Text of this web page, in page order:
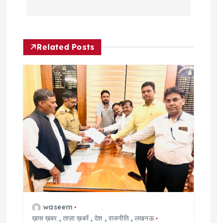
a
v
g
t
Related Posts
waseem
ख़ास ख़बर ,ताज़ा ख़बरें,देश ,राजनीति,लखनऊ